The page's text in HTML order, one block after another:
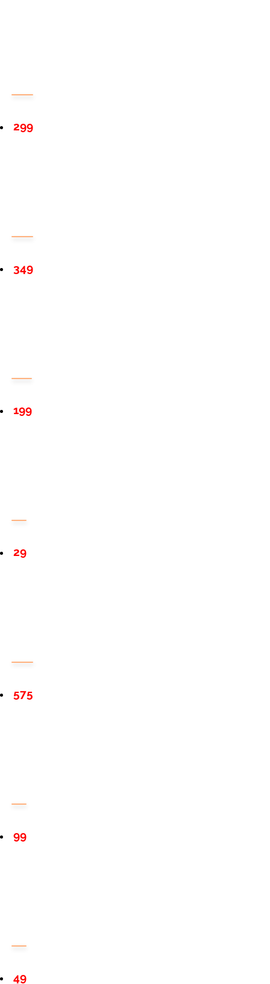
299
349
199
29
575
99
49